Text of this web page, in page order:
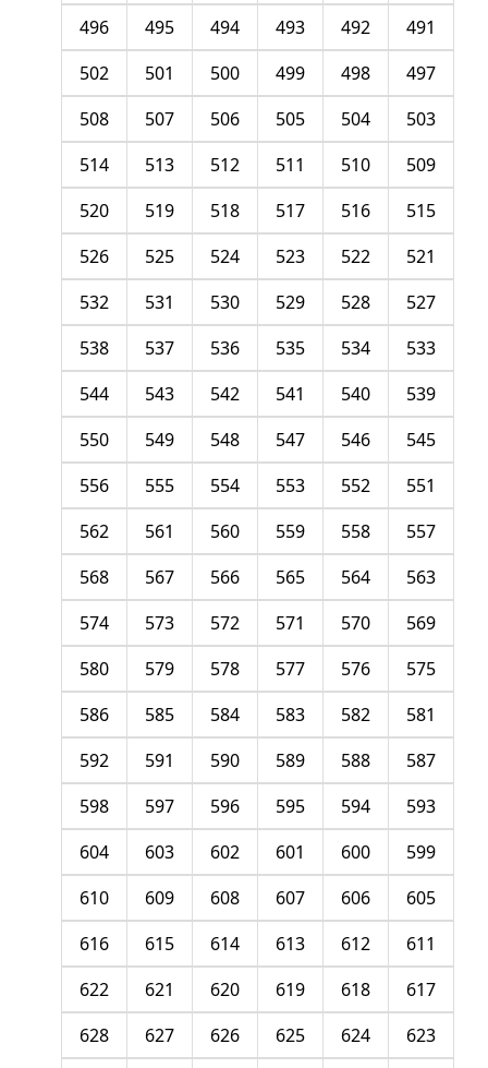
491
492
493
494
495
496
497
498
499
500
501
502
503
504
505
506
507
508
509
510
511
512
513
514
515
516
517
518
519
520
521
522
523
524
525
526
527
528
529
530
531
532
533
534
535
536
537
538
539
540
541
542
543
544
545
546
547
548
549
550
551
552
553
554
555
556
557
558
559
560
561
562
563
564
565
566
567
568
569
570
571
572
573
574
575
576
577
578
579
580
581
582
583
584
585
586
587
588
589
590
591
592
593
594
595
596
597
598
599
600
601
602
603
604
605
606
607
608
609
610
611
612
613
614
615
616
617
618
619
620
621
622
623
624
625
626
627
628